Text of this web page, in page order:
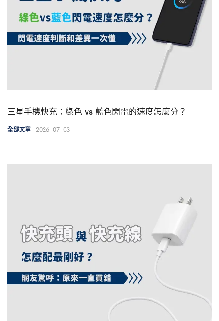
三星手機快充：綠色 vs 藍色閃電的速度怎麼分？
全部文章 2026-07-03